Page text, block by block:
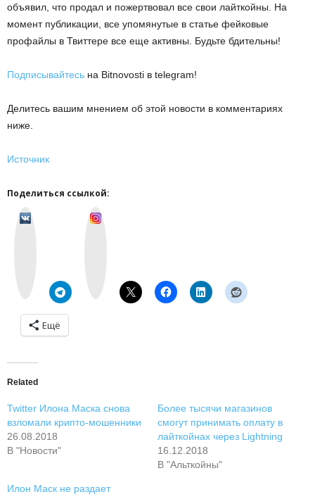
объявил, что продал и пожертвовал все свои лайткойны. На
момент публикации, все упомянутые в статье фейковые
профайлы в Твиттере все еще активны. Будьте бдительны!
Подписывайтесь на Bitnovosti в telegram!
Делитесь вашим мнением об этой новости в комментариях
ниже.
Источник
Поделиться ссылкой:
Ещё
Related
Twitter Илона Маска снова
взломали крипто-мошенники
26.08.2018
В "Новости"
Более тысячи магазинов
смогут принимать оплату в
лайткойнах через Lightning
16.12.2018
В "Альткойны"
Илон Маск не раздает